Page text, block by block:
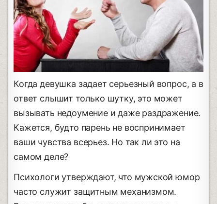
Когда девушка задает серьезный вопрос, а в
ответ слышит только шутку, это может
вызывать недоумение и даже раздражение.
Кажется, будто парень не воспринимает
ваши чувства всерьез. Но так ли это на
самом деле?
Психологи утверждают, что мужской юмор
часто служит защитным механизмом.